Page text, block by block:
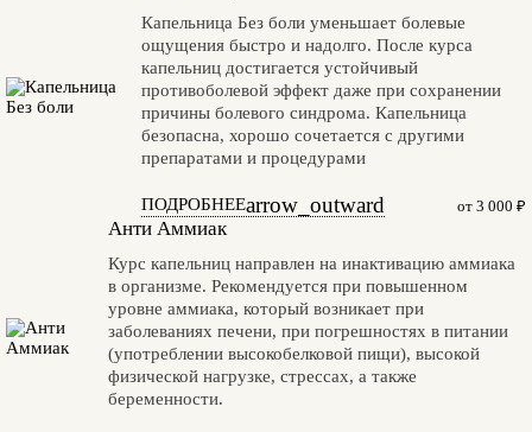
Капельница Без боли уменьшает болевые
ощущения быстро и надолго. После курса
капельниц достигается устойчивый
противоболевой эффект даже при сохранении
причины болевого синдрома. Капельница
безопасна, хорошо сочетается с другими
препаратами и процедурами
ПОДРОБНЕЕarrow_outward от 3 000 ₽
Анти Аммиак
Курс капельниц направлен на инактивацию аммиака
в организме. Рекомендуется при повышенном
уровне аммиака, который возникает при
заболеваниях печени, при погрешностях в питании
(употреблении высокобелковой пищи), высокой
физической нагрузке, стрессах, а также
беременности.